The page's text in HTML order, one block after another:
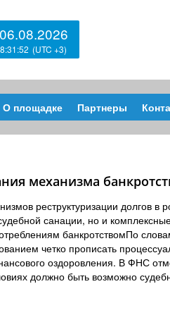
06.08.2026
8:31:52
О площадке Партнеры
механизма
реструктуризации долгов в
санации, но и
банкротствомПо
четко прописать
оздоровления. В ФНС
должно быть возможно